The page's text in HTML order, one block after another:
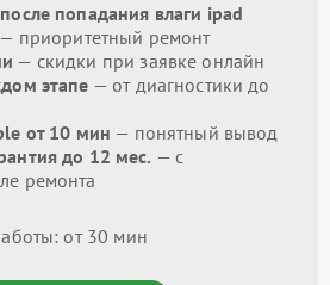
попадания влаги ipad
— приоритетный ремонт
— скидки при заявке онлайн
этапе — от диагностики до
от 10 мин — понятный вывод
до 12 мес. — с
ремонта
от 30 мин